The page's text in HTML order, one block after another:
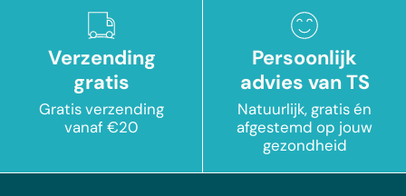
Verzending
gratis
Gratis verzending
vanaf €20
Persoonlijk
advies van TS
Natuurlijk, gratis én
afgestemd op jouw
gezondheid